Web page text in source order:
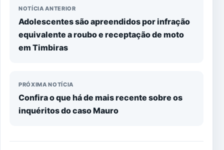
NOTÍCIA ANTERIOR
Adolescentes são apreendidos por infração
equivalente a roubo e receptação de moto
em Timbiras
PRÓXIMA NOTÍCIA
Confira o que há de mais recente sobre os
inquéritos do caso Mauro